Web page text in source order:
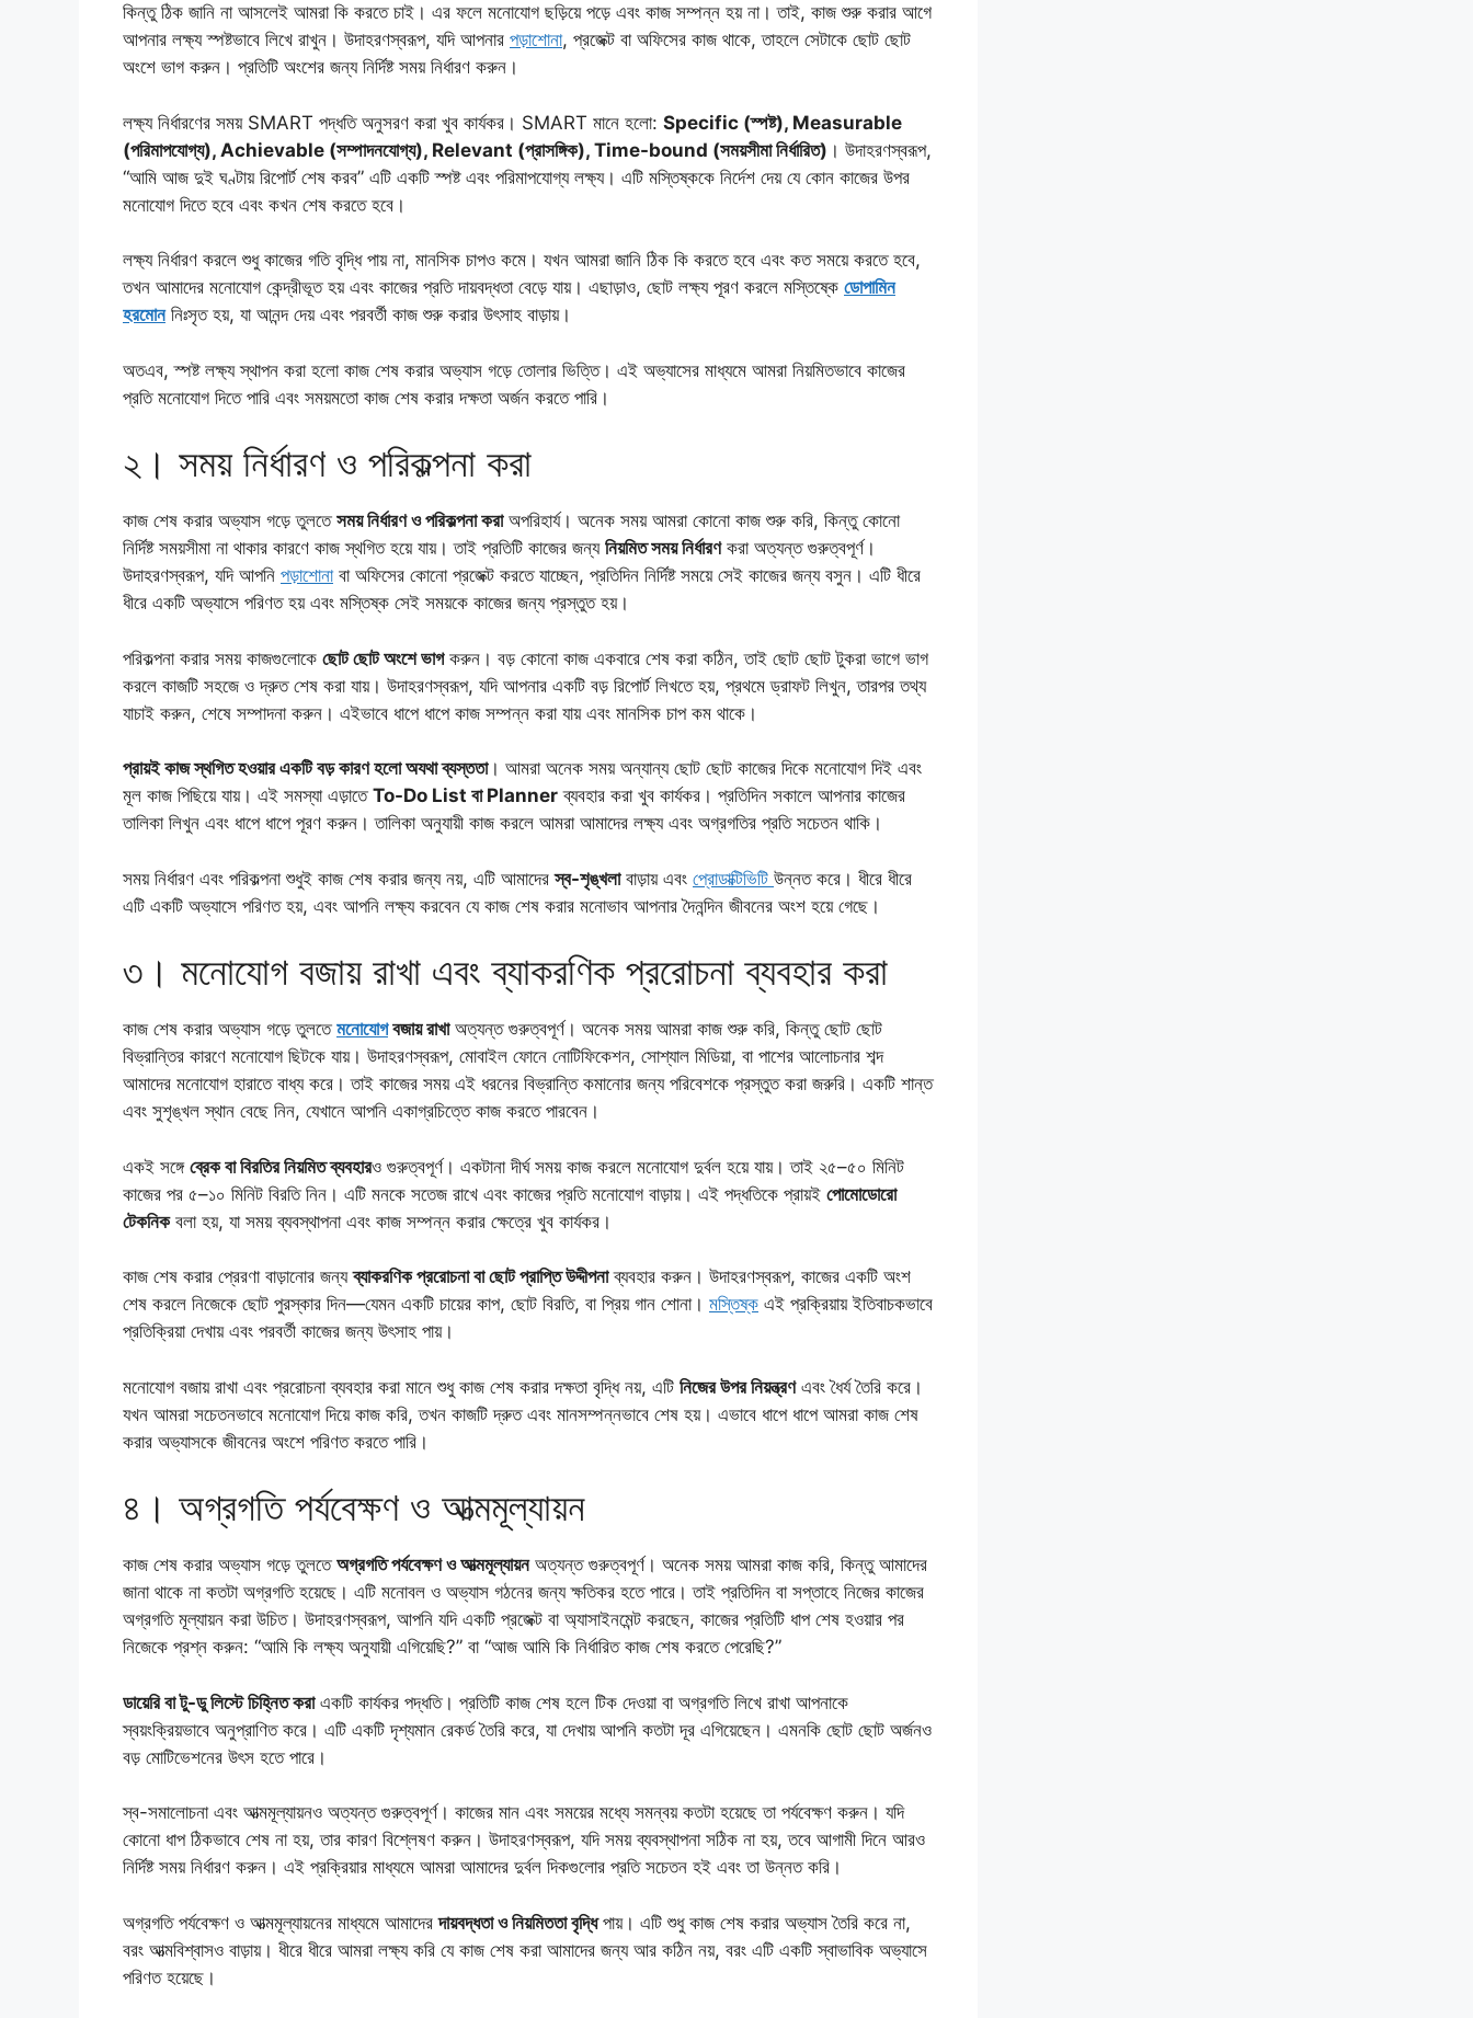
কিন্তু ঠিক জানি না আসলেই আমরা কি করতে চাই। এর ফলে মনোযোগ ছড়িয়ে পড়ে এবং কাজ সম্পন্ন হয় না। তাই, কাজ শুরু করার আগে
আপনার লক্ষ্য স্পষ্টভাবে লিখে রাখুন। উদাহরণস্বরূপ, যদি আপনার পড়াশোনা, প্রজেক্ট বা অফিসের কাজ থাকে, তাহলে সেটাকে ছোট ছোট
অংশে ভাগ করুন। প্রতিটি অংশের জন্য নির্দিষ্ট সময় নির্ধারণ করুন।
লক্ষ্য নির্ধারণের সময় SMART পদ্ধতি অনুসরণ করা খুব কার্যকর। SMART মানে হলো: Specific (স্পষ্ট), Measurable
(পরিমাপযোগ্য), Achievable (সম্পাদনযোগ্য), Relevant (প্রাসঙ্গিক), Time-bound (সময়সীমা নির্ধারিত) । উদাহরণস্বরূপ,
“আমি আজ দুই ঘণ্টায় রিপোর্ট শেষ করব” এটি একটি স্পষ্ট এবং পরিমাপযোগ্য লক্ষ্য। এটি মস্তিষ্ককে নির্দেশ দেয় যে কোন কাজের উপর
মনোযোগ দিতে হবে এবং কখন শেষ করতে হবে।
লক্ষ্য নির্ধারণ করলে শুধু কাজের গতি বৃদ্ধি পায় না, মানসিক চাপও কমে। যখন আমরা জানি ঠিক কি করতে হবে এবং কত সময়ে করতে হবে,
তখন আমাদের মনোযোগ কেন্দ্রীভূত হয় এবং কাজের প্রতি দায়বদ্ধতা বেড়ে যায়। এছাড়াও, ছোট লক্ষ্য পূরণ করলে মস্তিষ্কে ডোপামিন
হরমোননিঃসৃত হয়, যা আনন্দ দেয় এবং পরবর্তী কাজ শুরু করার উৎসাহ বাড়ায়।
অতএব, স্পষ্ট লক্ষ্য স্থাপন করা হলো কাজ শেষ করার অভ্যাস গড়ে তোলার ভিত্তি। এই অভ্যাসের মাধ্যমে আমরা নিয়মিতভাবে কাজের
প্রতি মনোযোগ দিতে পারি এবং সময়মতো কাজ শেষ করার দক্ষতা অর্জন করতে পারি।
২। সময় নির্ধারণ ও পরিকল্পনা করা
কাজ শেষ করার অভ্যাস গড়ে তুলতে সময় নির্ধারণ ও পরিকল্পনা করাঅপরিহার্য। অনেক সময় আমরা কোনো কাজ শুরু করি, কিন্তু কোনো
নির্দিষ্ট সময়সীমা না থাকার কারণে কাজ স্থগিত হয়ে যায়। তাই প্রতিটি কাজের জন্য নিয়মিত সময় নির্ধারণকরা অত্যন্ত গুরুত্বপূর্ণ।
উদাহরণস্বরূপ, যদি আপনি পড়াশোনাবা অফিসের কোনো প্রজেক্ট করতে যাচ্ছেন, প্রতিদিন নির্দিষ্ট সময়ে সেই কাজের জন্য বসুন। এটি ধীরে
ধীরে একটি অভ্যাসে পরিণত হয় এবং মস্তিষ্ক সেই সময়কে কাজের জন্য প্রস্তুত হয়।
পরিকল্পনা করার সময় কাজগুলোকে ছোট ছোট অংশে ভাগকরুন। বড় কোনো কাজ একবারে শেষ করা কঠিন, তাই ছোট ছোট টুকরা ভাগে ভাগ
করলে কাজটি সহজে ও দ্রুত শেষ করা যায়। উদাহরণস্বরূপ, যদি আপনার একটি বড় রিপোর্ট লিখতে হয়, প্রথমে ড্রাফট লিখুন, তারপর তথ্য
যাচাই করুন, শেষে সম্পাদনা করুন। এইভাবে ধাপে ধাপে কাজ সম্পন্ন করা যায় এবং মানসিক চাপ কম থাকে।
প্রায়ই কাজ স্থগিত হওয়ার একটি বড় কারণ হলো অযথা ব্যস্ততা। আমরা অনেক সময় অন্যান্য ছোট ছোট কাজের দিকে মনোযোগ দিই এবং
মূল কাজ পিছিয়ে যায়। এই সমস্যা এড়াতে To-Do List বা Planner ব্যবহার করা খুব কার্যকর। প্রতিদিন সকালে আপনার কাজের
তালিকা লিখুন এবং ধাপে ধাপে পূরণ করুন। তালিকা অনুযায়ী কাজ করলে আমরা আমাদের লক্ষ্য এবং অগ্রগতির প্রতি সচেতন থাকি।
সময় নির্ধারণ এবং পরিকল্পনা শুধুই কাজ শেষ করার জন্য নয়, এটি আমাদেরস্ব-শৃঙ্খলাবাড়ায় এবং প্রোডাক্টিভিটি উন্নত করে। ধীরে ধীরে
এটি একটি অভ্যাসে পরিণত হয়, এবং আপনি লক্ষ্য করবেন যে কাজ শেষ করার মনোভাব আপনার দৈনন্দিন জীবনের অংশ হয়ে গেছে।
৩। মনোযোগ বজায় রাখা এবং ব্যাকরণিক প্ররোচনা ব্যবহার করা
কাজ শেষ করার অভ্যাস গড়ে তুলতে মনোযোগবজায় রাখাঅত্যন্ত গুরুত্বপূর্ণ। অনেক সময় আমরা কাজ শুরু করি, কিন্তু ছোট ছোট
বিভ্রান্তির কারণে মনোযোগ ছিটকে যায়। উদাহরণস্বরূপ, মোবাইল ফোনে নোটিফিকেশন, সোশ্যাল মিডিয়া, বা পাশের আলোচনার শব্দ
আমাদের মনোযোগ হারাতে বাধ্য করে। তাই কাজের সময় এই ধরনের বিভ্রান্তি কমানোর জন্য পরিবেশকে প্রস্তুত করা জরুরি। একটি শান্ত
এবং সুশৃঙ্খল স্থান বেছে নিন, যেখানে আপনি একাগ্রচিত্তে কাজ করতে পারবেন।
একই সঙ্গে ব্রেক বা বিরতির নিয়মিত ব্যবহারও গুরুত্বপূর্ণ। একটানা দীর্ঘ সময় কাজ করলে মনোযোগ দুর্বল হয়ে যায়। তাই ২৫–৫০ মিনিট
কাজের পর ৫–১০ মিনিট বিরতি নিন। এটি মনকে সতেজ রাখে এবং কাজের প্রতি মনোযোগ বাড়ায়। এই পদ্ধতিকে প্রায়ই পোমোডোরো
টেকনিকবলা হয়, যা সময় ব্যবস্থাপনা এবং কাজ সম্পন্ন করার ক্ষেত্রে খুব কার্যকর।
কাজ শেষ করার প্রেরণা বাড়ানোর জন্যব্যাকরণিক প্ররোচনা বা ছোট প্রাপ্তি উদ্দীপনাব্যবহার করুন। উদাহরণস্বরূপ, কাজের একটি অংশ
শেষ করলে নিজেকে ছোট পুরস্কার দিন—যেমন একটি চায়ের কাপ, ছোট বিরতি, বা প্রিয় গান শোনা। মস্তিষ্ক এই প্রক্রিয়ায় ইতিবাচকভাবে
প্রতিক্রিয়া দেখায় এবং পরবর্তী কাজের জন্য উৎসাহ পায়।
মনোযোগ বজায় রাখা এবং প্ররোচনা ব্যবহার করা মানে শুধু কাজ শেষ করার দক্ষতা বৃদ্ধি নয়, এটি নিজের উপর নিয়ন্ত্রণএবং ধৈর্য তৈরি করে।
যখন আমরা সচেতনভাবে মনোযোগ দিয়ে কাজ করি, তখন কাজটি দ্রুত এবং মানসম্পন্নভাবে শেষ হয়। এভাবে ধাপে ধাপে আমরা কাজ শেষ
করার অভ্যাসকে জীবনের অংশে পরিণত করতে পারি।
৪। অগ্রগতি পর্যবেক্ষণ ও আত্মমূল্যায়ন
কাজ শেষ করার অভ্যাস গড়ে তুলতে অগ্রগতি পর্যবেক্ষণ ও আত্মমূল্যায়নঅত্যন্ত গুরুত্বপূর্ণ। অনেক সময় আমরা কাজ করি, কিন্তু আমাদের
জানা থাকে না কতটা অগ্রগতি হয়েছে। এটি মনোবল ও অভ্যাস গঠনের জন্য ক্ষতিকর হতে পারে। তাই প্রতিদিন বা সপ্তাহে নিজের কাজের
অগ্রগতি মূল্যায়ন করা উচিত। উদাহরণস্বরূপ, আপনি যদি একটি প্রজেক্ট বা অ্যাসাইনমেন্ট করছেন, কাজের প্রতিটি ধাপ শেষ হওয়ার পর
নিজেকে প্রশ্ন করুন: “আমি কি লক্ষ্য অনুযায়ী এগিয়েছি?” বা “আজ আমি কি নির্ধারিত কাজ শেষ করতে পেরেছি?”
ডায়েরি বা টু-ডু লিস্টে চিহ্নিত করাএকটি কার্যকর পদ্ধতি। প্রতিটি কাজ শেষ হলে টিক দেওয়া বা অগ্রগতি লিখে রাখা আপনাকে
স্বয়ংক্রিয়ভাবে অনুপ্রাণিত করে। এটি একটি দৃশ্যমান রেকর্ড তৈরি করে, যা দেখায় আপনি কতটা দূর এগিয়েছেন। এমনকি ছোট ছোট অর্জনও
বড় মোটিভেশনের উৎস হতে পারে।
স্ব-সমালোচনা এবং আত্মমূল্যায়নও অত্যন্ত গুরুত্বপূর্ণ। কাজের মান এবং সময়ের মধ্যে সমন্বয় কতটা হয়েছে তা পর্যবেক্ষণ করুন। যদি
কোনো ধাপ ঠিকভাবে শেষ না হয়, তার কারণ বিশ্লেষণ করুন। উদাহরণস্বরূপ, যদি সময় ব্যবস্থাপনা সঠিক না হয়, তবে আগামী দিনে আরও
নির্দিষ্ট সময় নির্ধারণ করুন। এই প্রক্রিয়ার মাধ্যমে আমরা আমাদের দুর্বল দিকগুলোর প্রতি সচেতন হই এবং তা উন্নত করি।
অগ্রগতি পর্যবেক্ষণ ও আত্মমূল্যায়নের মাধ্যমে আমাদেরদায়বদ্ধতা ও নিয়মিততা বৃদ্ধিপায়। এটি শুধু কাজ শেষ করার অভ্যাস তৈরি করে না,
বরং আত্মবিশ্বাসও বাড়ায়। ধীরে ধীরে আমরা লক্ষ্য করি যে কাজ শেষ করা আমাদের জন্য আর কঠিন নয়, বরং এটি একটি স্বাভাবিক অভ্যাসে
পরিণত হয়েছে।